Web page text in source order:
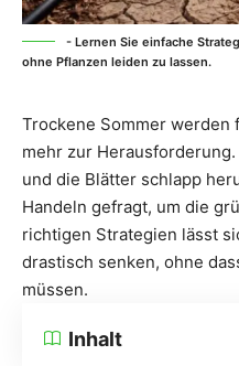
- Lernen Sie einfache
ohne Pflanzen leiden zu lassen.
Trockene Sommer
mehr zur
und die Blätter schlapp
Handeln gefragt, um die
richtigen Strategien lässt
drastisch senken, ohne
müssen.
Inhalt